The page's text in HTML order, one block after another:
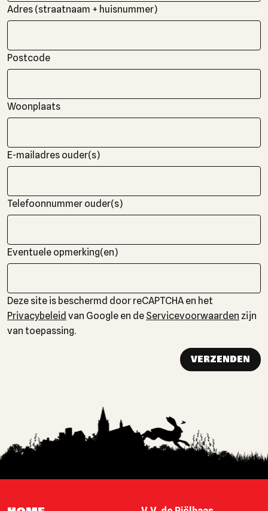
Adres (straatnaam + huisnummer)
Postcode
Woonplaats
E-mailadres ouder(s)
Telefoonnummer ouder(s)
Eventuele opmerking(en)
Deze site is beschermd door reCAPTCHA en het
Privacybeleid van Google en de Servicevoorwaarden zijn
van toepassing.
VERZENDEN